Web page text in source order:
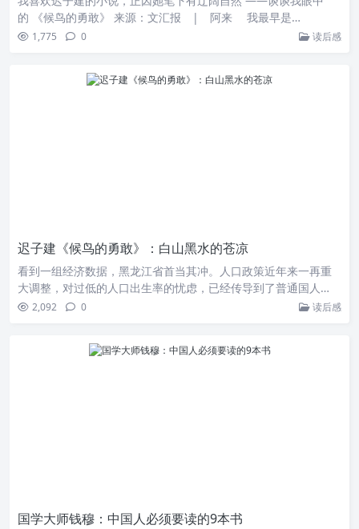
的 《候鸟的勇敢》 来源：文汇报 | 阿来 我最早是…
1,775 0 读后感
迟子建《候鸟的勇敢》：白山黑水的苍凉
看到一组经济数据，黑龙江省首当其冲。人口政策近年来一再重
大调整，对过低的人口出生率的忧虑，已经传导到了普通国人…
2,092 0 读后感
国学大师钱穆：中国人必须要读的9本书